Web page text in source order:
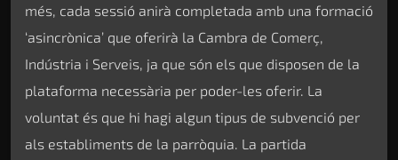
més, cada sessió anirà completada amb una formació
‘asincrònica’ que oferirà la Cambra de Comerç,
Indústria i Serveis, ja que són els que disposen de la
plataforma necessària per poder-les oferir. La
voluntat és que hi hagi algun tipus de subvenció per
als establiments de la parròquia. La partida